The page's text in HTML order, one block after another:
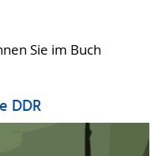
Sie im Buch
DDR